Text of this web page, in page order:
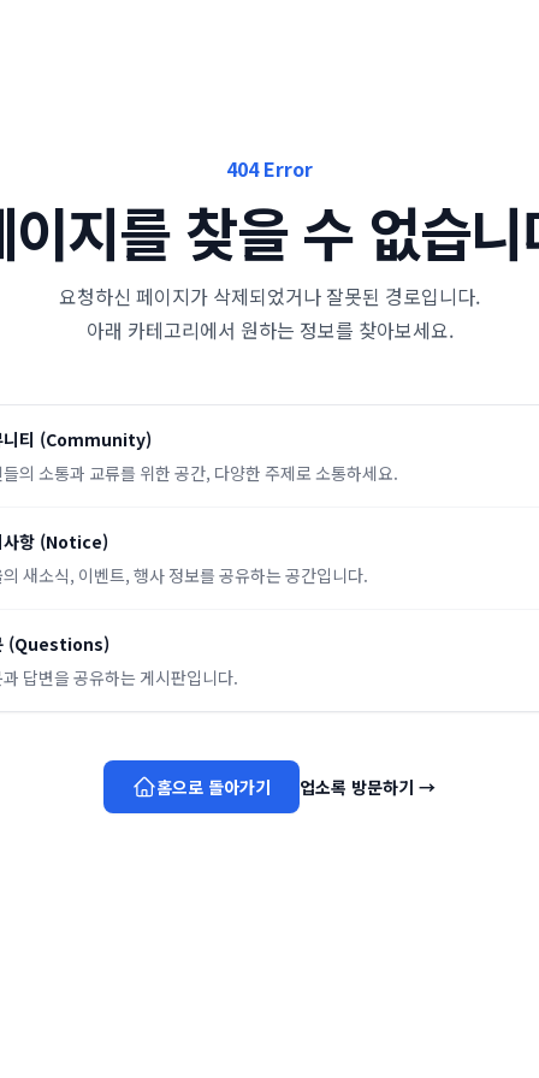
404 Error
이지를 찾을 수 없습
요청하신 페이지가 삭제되었거나 잘못된 경로입니다.
아래 카테고리에서 원하는 정보를 찾아보세요.
티 (Community)
의 소통과 교류를 위한 공간, 다양한 주제로 소통하세요.
항 (Notice)
의 새소식, 이벤트, 행사 정보를 공유하는 공간입니다.
(Questions)
답변을 공유하는 게시판입니다.
홈으로 돌아가기 업소록 방문하기 →